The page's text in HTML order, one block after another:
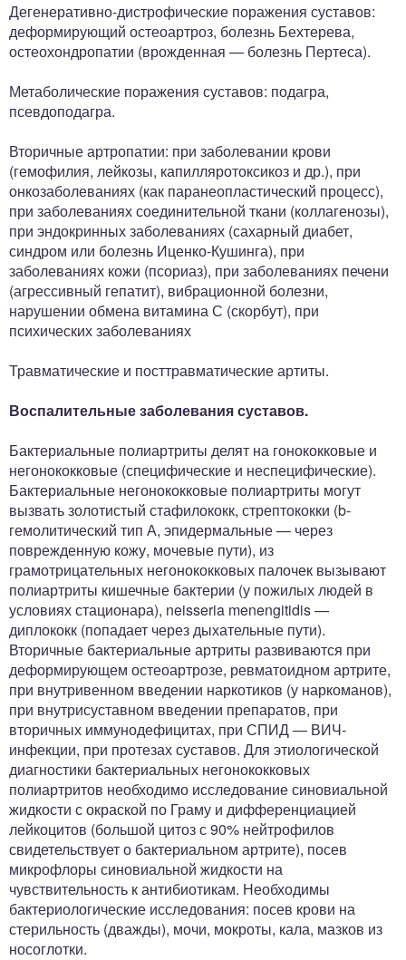
Дегенеративно-дистрофические поражения суставов:
деформирующий остеоартроз, болезнь Бехтерева,
остеохондропатии (врожденная — болезнь Пертеса).
Метаболические поражения суставов: подагра,
псевдоподагра.
Вторичные артропатии: при заболевании крови
(гемофилия, лейкозы, капилляротоксикоз и др.), при
онкозаболеваниях (как паранеопластический процесс),
при заболеваниях соединительной ткани (коллагенозы),
при эндокринных заболеваниях (сахарный диабет,
синдром или болезнь Иценко-Кушинга), при
заболеваниях кожи (псориаз), при заболеваниях печени
(агрессивный гепатит), вибрационной болезни,
нарушении обмена витамина С (скорбут), при
психических заболеваниях
Травматические и посттравматические артиты.
Воспалительные заболевания суставов.
Бактериальные полиартриты делят на гонококковые и
негонококковые (специфические и неспецифические).
Бактериальные негонококковые полиартриты могут
вызвать золотистый стафилококк, стрептококки (b-
гемолитический тип А, эпидермальные — через
поврежденную кожу, мочевые пути), из
грамотрицательных негонококковых палочек вызывают
полиартриты кишечные бактерии (у пожилых людей в
условиях стационара), neisseria menengitidis —
диплококк (попадает через дыхательные пути).
Вторичные бактериальные артриты развиваются при
деформирующем остеоартрозе, ревматоидном артрите,
при внутривенном введении наркотиков (у наркоманов),
при внутрисуставном введении препаратов, при
вторичных иммунодефицитах, при СПИД — ВИЧ-
инфекции, при протезах суставов. Для этиологической
диагностики бактериальных негонококковых
полиартритов необходимо исследование синовиальной
жидкости с окраской по Граму и дифференциацией
лейкоцитов (большой цитоз с 90% нейтрофилов
свидетельствует о бактериальном артрите), посев
микрофлоры синовиальной жидкости на
чувствительность к антибиотикам. Необходимы
бактериологические исследования: посев крови на
стерильность (дважды), мочи, мокроты, кала, мазков из
носоглотки.